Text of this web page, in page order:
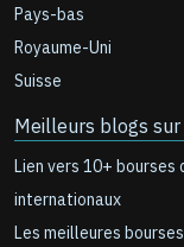
Pays-bas
Royaume-Uni
Suisse
Meilleurs blogs
Lien vers 10+
internationaux
Les meilleures